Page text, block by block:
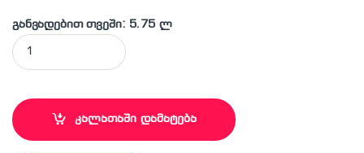
განვადებით თვეში: 5.75 ლ
STANLEY - 1-92-906 ხელსაწყოების ყუთი quantity
კალათაში დამატება